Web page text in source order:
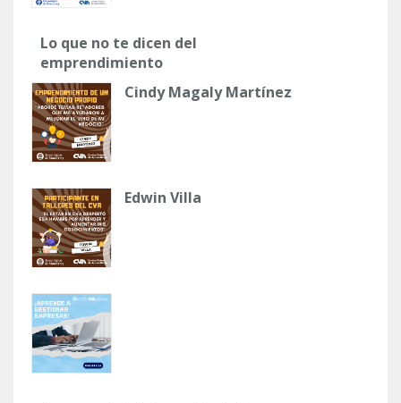
Lo que no te dicen del
emprendimiento
Cindy Magaly Martínez
Edwin Villa